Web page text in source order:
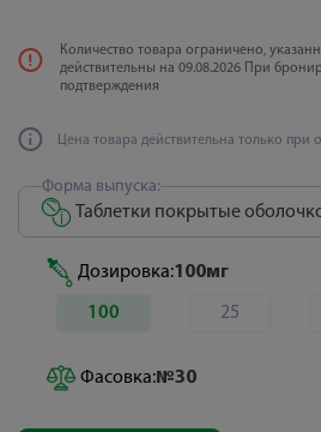
Количество товара ограничено,
действительны на 09.08.2026 При
подтверждения
Цена товара действительна только при
Форма выпуска:
Дозировка:100мг
100 25
Фасовка:№30